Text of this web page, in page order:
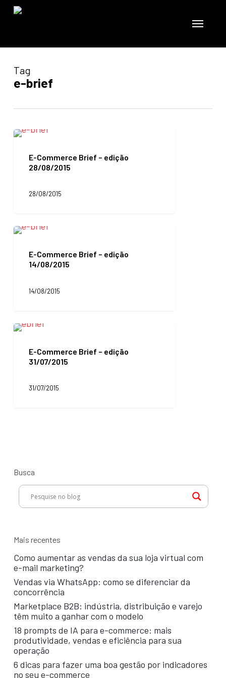
Skip
Menu
Tag
e-brief
E-
Brief
edição
E-Commerce Brief – edição
28/08/2015
28/08/2015
E-
Brief
edição
E-Commerce Brief – edição
14/08/2015
14/08/2015
E-
Brief
edição
E-Commerce Brief – edição
31/07/2015
31/07/2015
Busca
Mais recentes
Como aumentar as vendas da sua loja virtual com
e-mail marketing?
Vendas via WhatsApp: como se diferenciar da
concorrência
Marketplace B2B: indústria, distribuição e varejo
têm muito a ganhar com o modelo
18 prompts de IA para e-commerce: mais
produtividade, vendas e eficiência para sua
operação
6 dicas para fazer uma boa gestão por indicadores
no seu e-commerce